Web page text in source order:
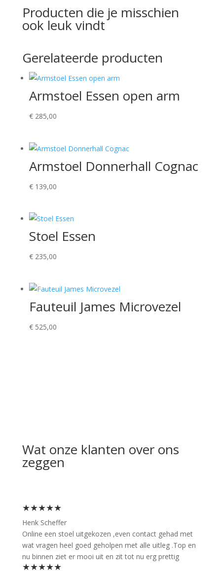
Producten die je misschien
ook leuk vindt
Gerelateerde producten
Armstoel Essen open arm
€285,00
Armstoel Donnerhall Cognac
€139,00
Stoel Essen
€235,00
Fauteuil James Microvezel
€525,00
Wat onze klanten over ons
zeggen
★★★★★
Henk Scheffer
Online een stoel uitgekozen ,even contact gehad met
wat vragen heel goed geholpen met alle uitleg .Top en
nu binnen ziet er mooi uit en zit tot nu erg prettig
★★★★★